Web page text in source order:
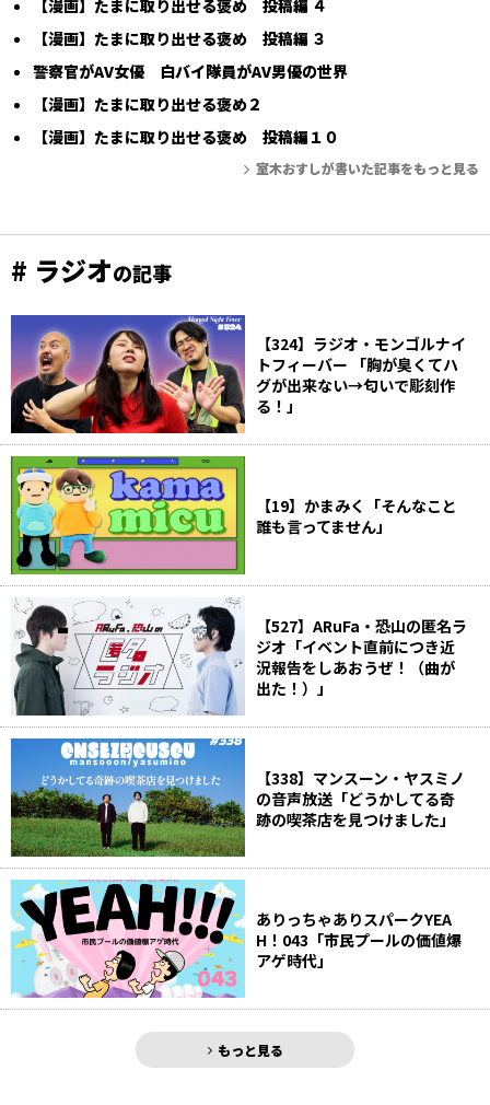
【漫画】たまに取り出せる褒め 投稿編 ４
【漫画】たまに取り出せる褒め 投稿編 ３
警察官がAV女優 白バイ隊員がAV男優の世界
【漫画】たまに取り出せる褒め２
【漫画】たまに取り出せる褒め 投稿編１０
室木おすしが書いた記事をもっと見る
# ラジオの記事
【324】ラジオ・モンゴルナイ
トフィーバー 「胸が臭くてハ
グが出来ない→匂いで彫刻作
る！」
【19】かまみく「そんなこと
誰も言ってません」
【527】ARuFa・恐山の匿名ラ
ジオ「イベント直前につき近
況報告をしあおうぜ！（曲が
出た！）」
【338】マンスーン・ヤスミノ
の音声放送「どうかしてる奇
跡の喫茶店を見つけました」
ありっちゃありスパークYEA
H！043「市民プールの価値爆
アゲ時代」
もっと見る